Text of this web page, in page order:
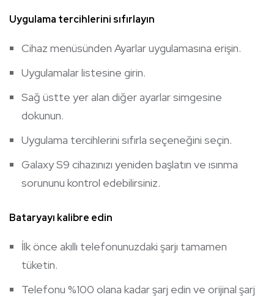
Uygulama tercihlerini sıfırlayın
Cihaz menüsünden Ayarlar uygulamasına erişin.
Uygulamalar listesine girin.
Sağ üstte yer alan diğer ayarlar simgesine
dokunun.
Uygulama tercihlerini sıfırla seçeneğini seçin.
Galaxy S9 cihazınızı yeniden başlatın ve ısınma
sorununu kontrol edebilirsiniz.
Bataryayı kalibre edin
İlk önce akıllı telefonunuzdaki şarjı tamamen
tüketin.
Telefonu %100 olana kadar şarj edin ve orijinal şarj